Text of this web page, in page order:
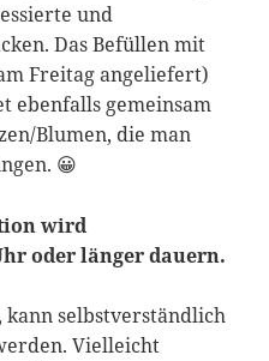
und
Das Befüllen mit
Freitag angeliefert)
ebenfalls gemeinsam
Blumen, die man
😀
wird
oder länger dauern.
kann selbstverständlich
Vielleicht